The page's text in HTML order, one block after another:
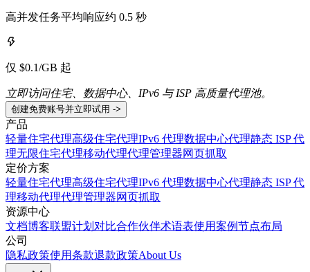
高并发任务平均响应约 0.5 秒
仅 $0.1/GB 起
立即访问住宅、数据中心、IPv6 与 ISP 高质量代理池。
创建免费账号并立即试用 ->
产品
轻量住宅代理高级住宅代理IPv6 代理数据中心代理静态 ISP 代
理无限住宅代理移动代理代理管理器网页抓取
定价方案
轻量住宅代理高级住宅代理IPv6 代理数据中心代理静态 ISP 代
理移动代理代理管理器网页抓取
资源中心
文档博客联盟计划 对比合作伙伴术语表使用案例节点布局
公司
隐私政策使用条款退款政策About Us